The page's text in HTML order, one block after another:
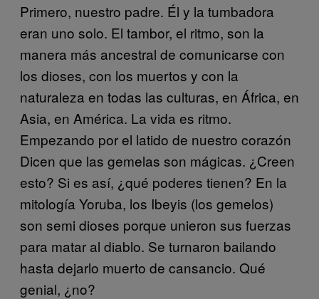
Primero, nuestro padre. Él y la tumbadora
eran uno solo. El tambor, el ritmo, son la
manera más ancestral de comunicarse con
los dioses, con los muertos y con la
naturaleza en todas las culturas, en África, en
Asia, en América. La vida es ritmo.
Empezando por el latido de nuestro corazón
Dicen que las gemelas son mágicas. ¿Creen
esto? Si es así, ¿qué poderes tienen? En la
mitología Yoruba, los Ibeyis (los gemelos)
son semi dioses porque unieron sus fuerzas
para matar al diablo. Se turnaron bailando
hasta dejarlo muerto de cansancio. Qué
genial, ¿no?